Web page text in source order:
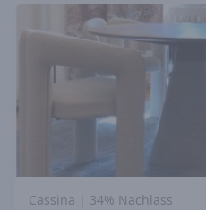
Cassina | 34% Nachlass